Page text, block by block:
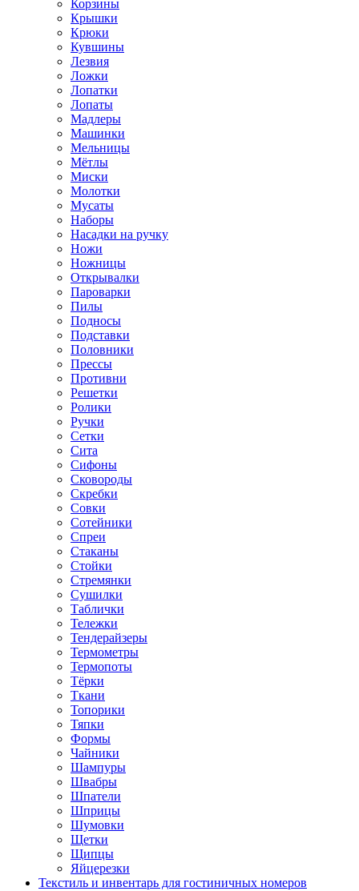
Корзины
Крышки
Крюки
Кувшины
Лезвия
Ложки
Лопатки
Лопаты
Мадлеры
Машинки
Мельницы
Мётлы
Миски
Молотки
Мусаты
Наборы
Насадки на ручку
Ножи
Ножницы
Открывалки
Пароварки
Пилы
Подносы
Подставки
Половники
Прессы
Противни
Решетки
Ролики
Ручки
Сетки
Сита
Сифоны
Сковороды
Скребки
Совки
Сотейники
Спреи
Стаканы
Стойки
Стремянки
Сушилки
Таблички
Тележки
Тендерайзеры
Термометры
Термопоты
Тёрки
Ткани
Топорики
Тяпки
Формы
Чайники
Шампуры
Швабры
Шпатели
Шприцы
Шумовки
Щетки
Щипцы
Яйцерезки
Текстиль и инвентарь для гостиничных номеров